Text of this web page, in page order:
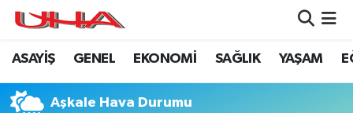
ASAYİŞ GENEL EKONOMİ SAĞLIK YAŞAM
Aşkale Hava Durumu
ASAYİŞ
GÜNDEM
Nöbetçi Eczaneler
Hava Durumu